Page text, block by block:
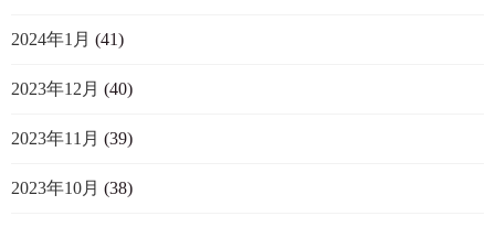
2024年1月 (41)
2023年12月 (40)
2023年11月 (39)
2023年10月 (38)